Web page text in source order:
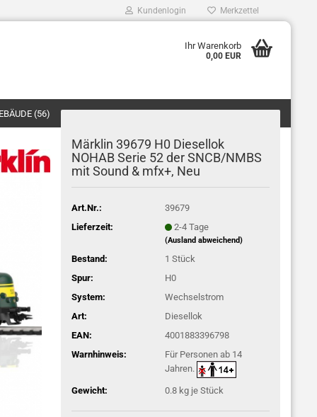
Kundenlogin Merkzettel
Ihr Warenkorb
0,00 EUR
(56)
ZUBEHÖR/ERSATZTEILE (40)Märklin 39679 H0 Diesellok
NOHAB Serie 52 der SNCB/NMBS
mit Sound & mfx+, Neu
Art.Nr.:
39679
Lieferzeit:
2-4 Tage
(Ausland abweichend)
Bestand: 1 Stück
Spur:
H0
System:
Wechselstrom
Art:
Diesellok
EAN:
4001883396798
Warnhinweis:
Für Personen ab 14
Jahren.
Gewicht: 0.8kg je Stück